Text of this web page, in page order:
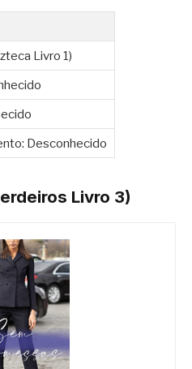
Livro 1)
Desconhecido
Livro 3)